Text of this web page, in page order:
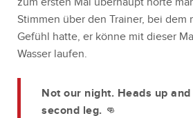
Stimmen über den Trainer, bei dem
Gefühl hatte, er könne mit dieser
Wasser laufen.
Not our night. Heads up
second leg. 👊